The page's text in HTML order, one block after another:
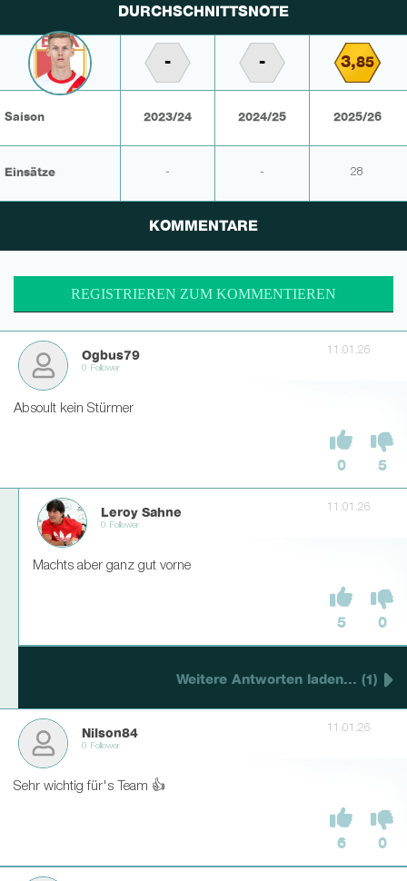
DURCHSCHNITTSNOTE
- - 3,85
Saison 2023/24 2024/25 2025/26
Einsätze - - 28
KOMMENTARE
REGISTRIEREN ZUM KOMMENTIEREN
Ogbus79
0 Follower
11.01.26
Absoult kein Stürmer
0 5
Leroy Sahne
0 Follower
11.01.26
Machts aber ganz gut vorne
5 0
Weitere Antworten laden... (1)
Nilson84
0 Follower
11.01.26
Sehr wichtig für's Team 👍
6 0